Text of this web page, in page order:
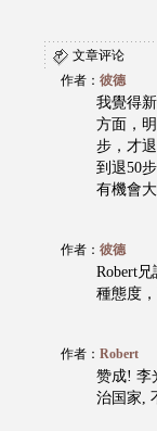
文章评论
作者： 彼德
我覺得
方面，
步，才
到退50
有機會
作者： 彼德
Robert
種態度
作者： Robert
赞成! 李
治国家,